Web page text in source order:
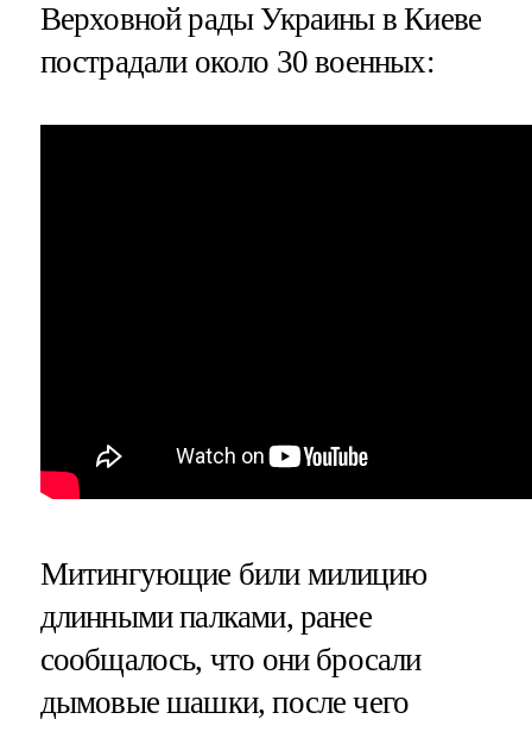
Верховной рады Украины в Киеве
пострадали около 30 военных:
Митингующие били милицию
длинными палками, ранее
сообщалось, что они бросали
дымовые шашки, после чего